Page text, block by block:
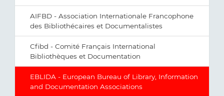
AIFBD - Association Internationale Francophone
des Bibliothécaires et Documentalistes
Cfibd - Comité Français International
Bibliothèques et Documentation
EBLIDA - European Bureau of Library, Information
and Documentation Associations